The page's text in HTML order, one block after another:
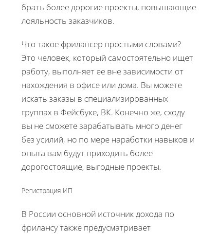
брать более дорогие проекты, повышающие
лояльность заказчиков.
Что такое фрилансер простыми словами?
Это человек, который самостоятельно ищет
работу, выполняет ее вне зависимости от
нахождения в офисе или дома. Вы можете
искать заказы в специализированных
группах в Фейсбуке, ВК. Конечно же, сходу
вы не сможете зарабатывать много денег
без усилий, но по мере наработки навыков и
опыта вам будут приходить более
дорогостоящие, выгодные проекты.
Регистрация ИП
В России основной источник дохода по
фрилансу также предусматривает